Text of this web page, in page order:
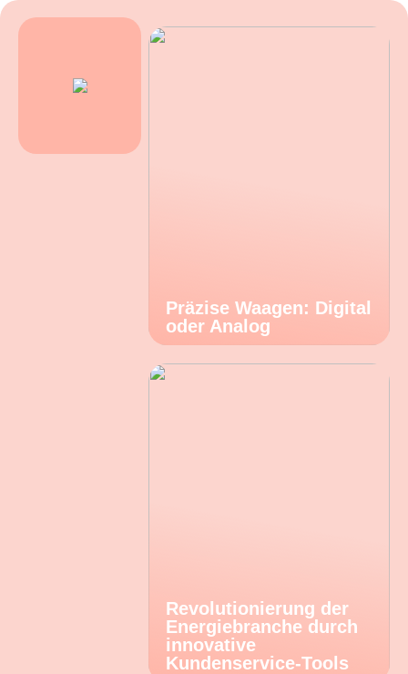
Präzise Waagen: Digital
oder Analog
Revolutionierung der
Energiebranche durch
innovative
Kundenservice-Tools